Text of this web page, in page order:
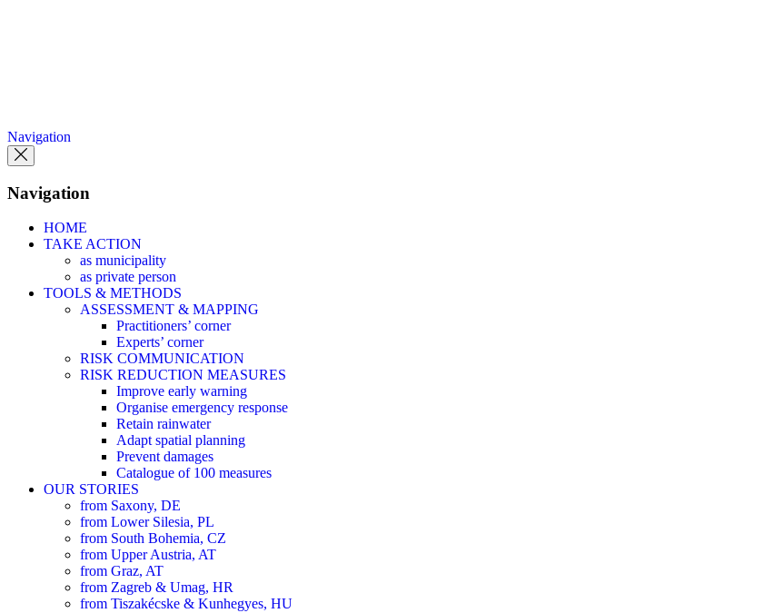
Navigation
Navigation
HOME
TAKE ACTION
as municipality
as private person
TOOLS & METHODS
ASSESSMENT & MAPPING
Practitioners’ corner
Experts’ corner
RISK COMMUNICATION
RISK REDUCTION MEASURES
Improve early warning
Organise emergency response
Retain rainwater
Adapt spatial planning
Prevent damages
Catalogue of 100 measures
OUR STORIES
from Saxony, DE
from Lower Silesia, PL
from South Bohemia, CZ
from Upper Austria, AT
from Graz, AT
from Zagreb & Umag, HR
from Tiszakécske & Kunhegyes, HU